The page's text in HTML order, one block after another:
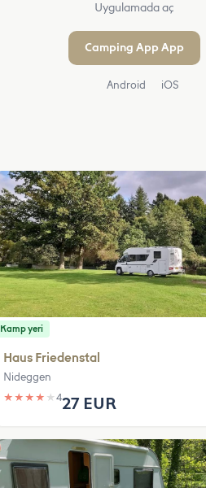
Uygulamada aç
Camping App App
Android iOS
Kamp yeri
Haus Friedenstal
Nideggen
★ ★ ★ ★ ★427 EUR